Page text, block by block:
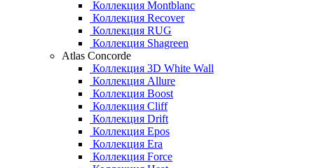
Коллекция Montblanc
Коллекция Recover
Коллекция RUG
Коллекция Shagreen
Atlas Concorde
Коллекция 3D White Wall
Коллекция Allure
Коллекция Boost
Коллекция Cliff
Коллекция Drift
Коллекция Epos
Коллекция Era
Коллекция Force